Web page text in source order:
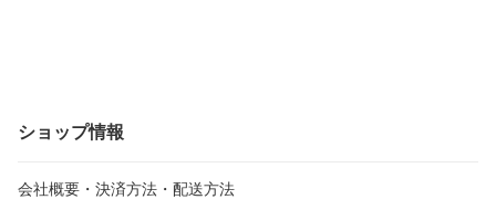
ショップ情報
会社概要・決済方法・配送方法